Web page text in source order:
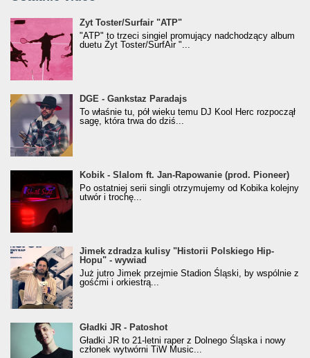
Żyt Toster/SurfAir - ATP VIDEO
Żyt Toster/Surfair "ATP"
"ATP" to trzeci singiel promujący nadchodzący album
duetu Żyt Toster/SurfAir "...
donGURALesko z nagrodą za
Klasyczny/Trueschoolowy Album Roku
(Popkillery 2023)
DGE - Gankstaz Paradajs
To właśnie tu, pół wieku temu DJ Kool Herc rozpoczął
sagę, która trwa do dziś...
Kobik - Slalom ft. Jan-Rapowanie (prod. Pioneer)
[Official Music Visualiser]
Kobik - Slalom ft. Jan-Rapowanie (prod. Pioneer)
Po ostatniej serii singli otrzymujemy od Kobika kolejny
utwór i trochę...
Jimek zdradza kulisy "Historii Polskiego Hip-
Hopu" - wywiad
Jimek zdradza kulisy "Historii Polskiego Hip-
Hopu" - wywiad
Już jutro Jimek przejmie Stadion Śląski, by wspólnie z
gośćmi i orkiestrą...
Gładki JR - Patoshot
Gładki JR - Patoshot
Gładki JR to 21-letni raper z Dolnego Śląska i nowy
członek wytwórni TiW Music...